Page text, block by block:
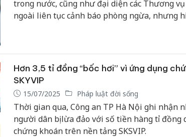
trong nước, cũng như đại diện các Thương
ngoài liên tục cảnh báo phòng ngừa, nhưng
Hơn 3,5 tỉ đồng “bốc hơi” vì ứng dụng
SKYVIP
15/07/2025 Pháp luật đời sống
Thời gian qua, Công an TP Hà Nội ghi nhận
người dân bị lừa đảo với số tiền hàng tỉ đồng
chứng khoán trên nền tảng SKSVIP.